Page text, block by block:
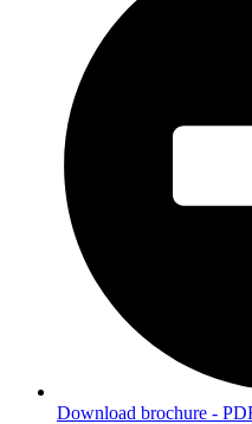
Download brochure -